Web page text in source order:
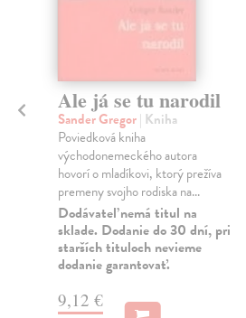
Ale já se tu narodil
Sander Gregor| Kniha
Poviedková kniha
východonemeckého autora
hovorí o mladíkovi, ktorý prežíva
premeny svojho rodiska na...
Dodávateľ nemá titul na
sklade. Dodanie do 30 dní, pri
starších tituloch nevieme
dodanie garantovať.
9,12 €